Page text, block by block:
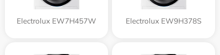
Electrolux EW7H457W Electrolux EW9H378S